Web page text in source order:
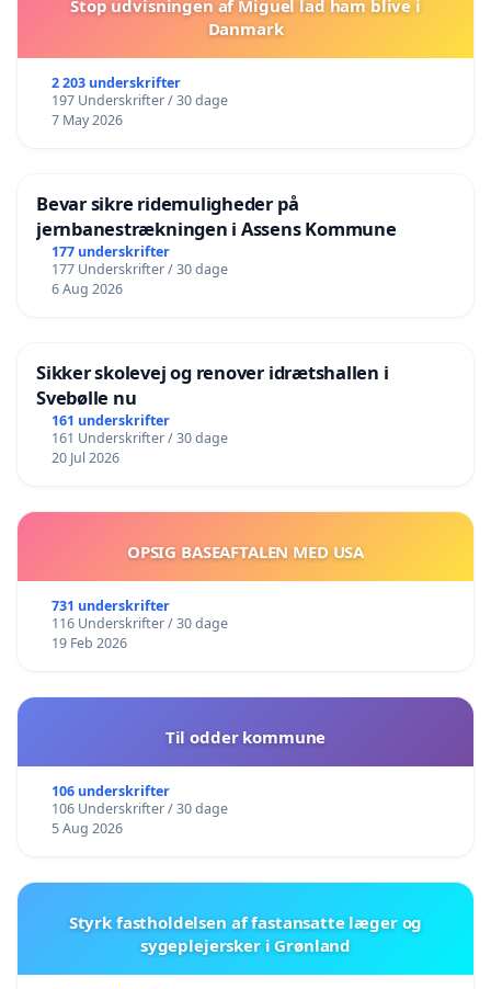
Stop udvisningen af Miguel lad ham blive i
Danmark
2 203 underskrifter
197 Underskrifter / 30 dage
7 May 2026
Bevar sikre ridemuligheder på
jernbanestrækningen i Assens Kommune
177 underskrifter
177 Underskrifter / 30 dage
6 Aug 2026
Sikker skolevej og renover idrætshallen i
Svebølle nu
161 underskrifter
161 Underskrifter / 30 dage
20 Jul 2026
OPSIG BASEAFTALEN MED USA
731 underskrifter
116 Underskrifter / 30 dage
19 Feb 2026
Til odder kommune
106 underskrifter
106 Underskrifter / 30 dage
5 Aug 2026
Styrk fastholdelsen af fastansatte læger og
sygeplejersker i Grønland